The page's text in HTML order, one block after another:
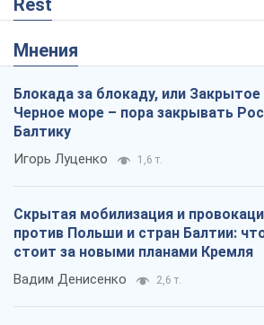
Rest
Мнения
Блокада за блокаду, или Закрытое
Черное море – пора закрывать
Балтику
Игорь Луценко 1,6 т.
Скрытая мобилизация и
против Польши и стран Балтии:
стоит за новыми планами Кремля
Вадим Денисенко 2,6 т.